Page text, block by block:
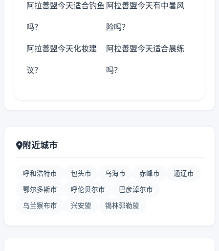
阿拉善盟今天适合钓鱼
吗？
阿拉善盟今天有中暑风
险吗？
阿拉善盟今天化妆建
议？
阿拉善盟今天适合晨练
吗？
附近城市
呼和浩特市 包头市 乌海市 赤峰市 通辽市
鄂尔多斯市 呼伦贝尔市 巴彦淖尔市
乌兰察布市 兴安盟 锡林郭勒盟